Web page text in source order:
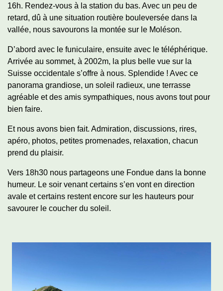
16h. Rendez-vous à la station du bas. Avec un peu de
retard, dû à une situation routière bouleversée dans la
vallée, nous savourons la montée sur le Moléson.
D’abord avec le funiculaire, ensuite avec le téléphérique.
Arrivée au sommet, à 2002m, la plus belle vue sur la
Suisse occidentale s’offre à nous. Splendide ! Avec ce
panorama grandiose, un soleil radieux, une terrasse
agréable et des amis sympathiques, nous avons tout pour
bien faire.
Et nous avons bien fait. Admiration, discussions, rires,
apéro, photos, petites promenades, relaxation, chacun
prend du plaisir.
Vers 18h30 nous partageons une Fondue dans la bonne
humeur. Le soir venant certains s’en vont en direction
avale et certains restent encore sur les hauteurs pour
savourer le coucher du soleil.